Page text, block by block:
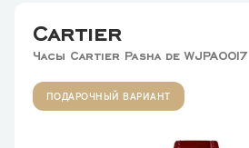
Cartier
Часы Cartier Pasha de WJPA0017
ПОДАРОЧНЫЙ ВАРИАНТ